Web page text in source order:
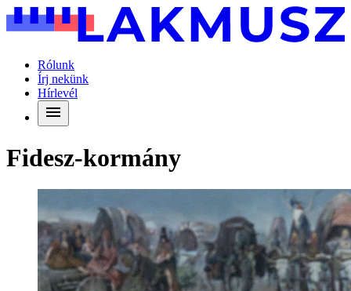
Rólunk
Írj nekünk
Hírlevél
Fidesz-kormány